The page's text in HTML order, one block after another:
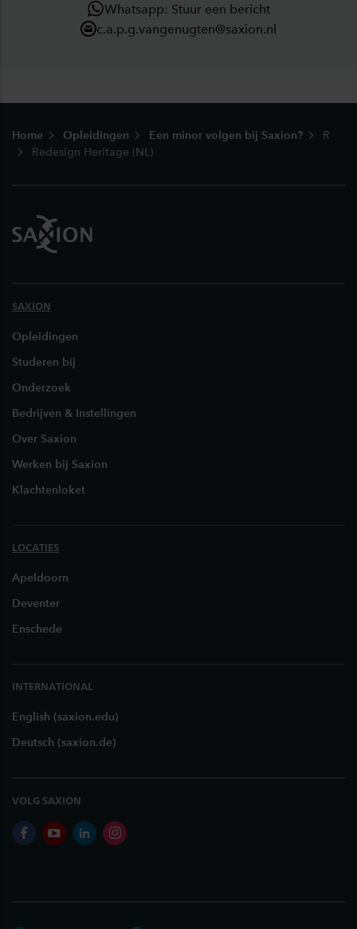
Whatsapp: Stuur een bericht
c.a.p.g.vangenugten@saxion.nl
Home Opleidingen Een minor volgen bij Saxion?
R
Redesign Heritage (NL)
SAXION
Opleidingen
Studeren bij
Onderzoek
Bedrijven & Instellingen
Over Saxion
Werken bij Saxion
Klachtenloket
LOCATIES
Apeldoorn
Deventer
Enschede
INTERNATIONAL
English (saxion.edu)
Deutsch (saxion.de)
VOLG SAXION
facebookyoutubelinkedininstagram